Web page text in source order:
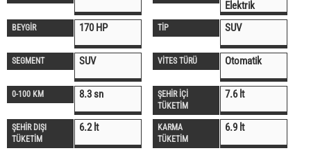
Elektrik
BEYGİR 170 HP TİP SUV
SEGMENT SUV VİTES TÜRÜ Otomatik
0-100 KM 8.3 sn
ŞEHİR İÇİ
TÜKETİM
7.6 lt
ŞEHİR DIŞI
TÜKETİM
6.2 lt
KARMA
TÜKETİM
6.9 lt